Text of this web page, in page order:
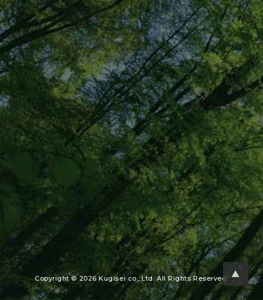
▲
Copyright © 2026 Kugisei co., Ltd. All Rights Reserved.